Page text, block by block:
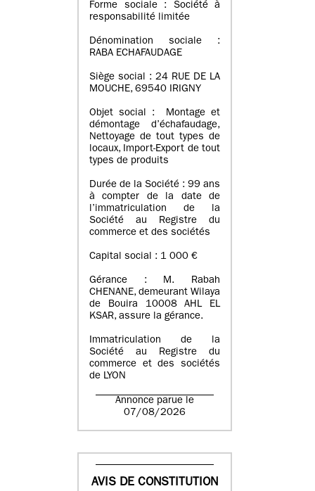
Forme sociale : Société à
responsabilité limitée
Dénomination sociale :
RABA ECHAFAUDAGE
Siège social : 24 RUE DE LA
MOUCHE, 69540 IRIGNY
Objet social : Montage et
démontage d’échafaudage,
Nettoyage de tout types de
locaux, Import-Export de tout
types de produits
Durée de la Société : 99 ans
à compter de la date de
l’immatriculation de la
Société au Registre du
commerce et des sociétés
Capital social : 1 000 €
Gérance : M. Rabah
CHENANE, demeurant Wilaya
de Bouira 10008 AHL EL
KSAR, assure la gérance.
Immatriculation de la
Société au Registre du
commerce et des sociétés
de LYON
Annonce parue le
07/08/2026
AVIS DE CONSTITUTION